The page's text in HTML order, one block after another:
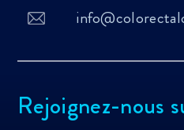
Rejoignez-nous